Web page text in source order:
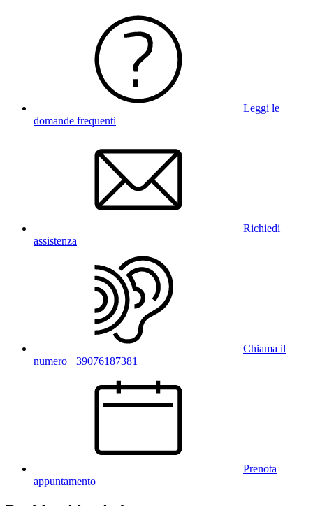
Leggi le
domande frequenti
Richiedi
assistenza
Chiama il
numero +39076187381
Prenota
appuntamento